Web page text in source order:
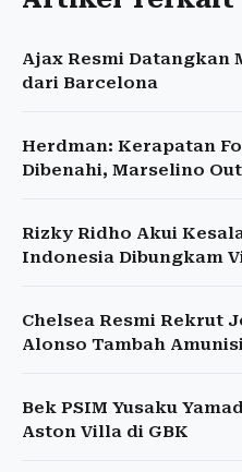
Ajax Resmi Datangkan
dari Barcelona
Herdman: Kerapatan
Dibenahi, Marselino Out
Rizky Ridho Akui
Indonesia Dibungkam
Chelsea Resmi Rekrut
Alonso Tambah
Bek PSIM Yusaku
Aston Villa di GBK